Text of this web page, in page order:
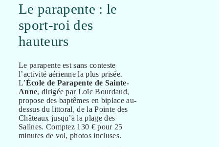
Le parapente : le
sport-roi des
hauteurs
Le parapente est sans conteste
l’activité aérienne la plus prisée.
L’École de Parapente de Sainte-
Anne, dirigée par Loïc Bourdaud,
propose des baptêmes en biplace au-
dessus du littoral, de la Pointe des
Châteaux jusqu’à la plage des
Salines. Comptez 130 € pour 25
minutes de vol, photos incluses.